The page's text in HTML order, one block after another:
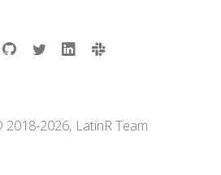
2018-2026, LatinR Team